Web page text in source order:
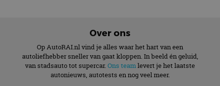
Over ons
Op AutoRAI.nl vind je alles waar het hart van een
autoliefhebber sneller van gaat kloppen. In beeld én geluid,
van stadsauto tot supercar. Ons teamlevert je het laatste
autonieuws, autotests en nog veel meer.